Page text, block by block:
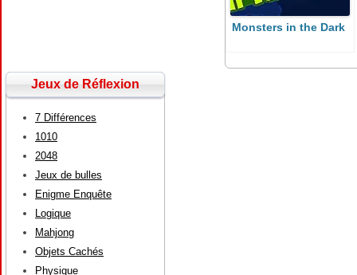
Monsters in the Dark
Jeux de Réflexion
7 Différences
1010
2048
Jeux de bulles
Enigme Enquête
Logique
Mahjong
Objets Cachés
Physique